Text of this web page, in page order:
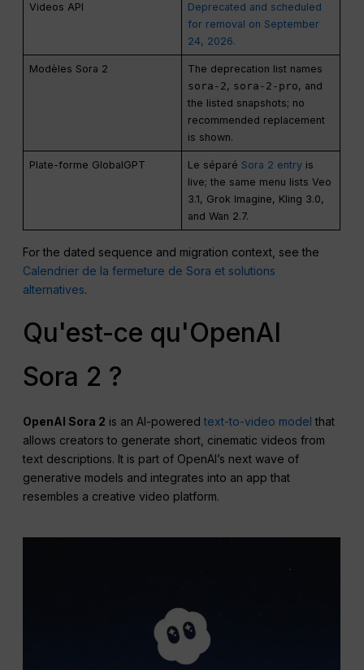
Videos API
Deprecated and scheduled
for removal on September
24, 2026.
Modèles Sora 2
The deprecation list names
sora-2, sora-2-pro, and
the listed snapshots; no
recommended replacement
is shown.
Plate-forme GlobalGPT Le séparé Sora 2 entryis
live; the same menu lists Veo
3.1, Grok Imagine, Kling 3.0,
and Wan 2.7.
For the dated sequence and migration context, see the
Calendrier de la fermeture de Sora et solutions
alternatives.
Qu'est-ce qu'OpenAI
Sora 2 ?
OpenAISora 2 is an AI-poweredtext-to-video model that
allows creators to generate short, cinematic videos from
text descriptions. It is part of OpenAI’s next wave of
generative models and integrates into an app that
resembles a creative video platform.